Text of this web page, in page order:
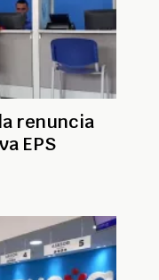
renuncia
EPS